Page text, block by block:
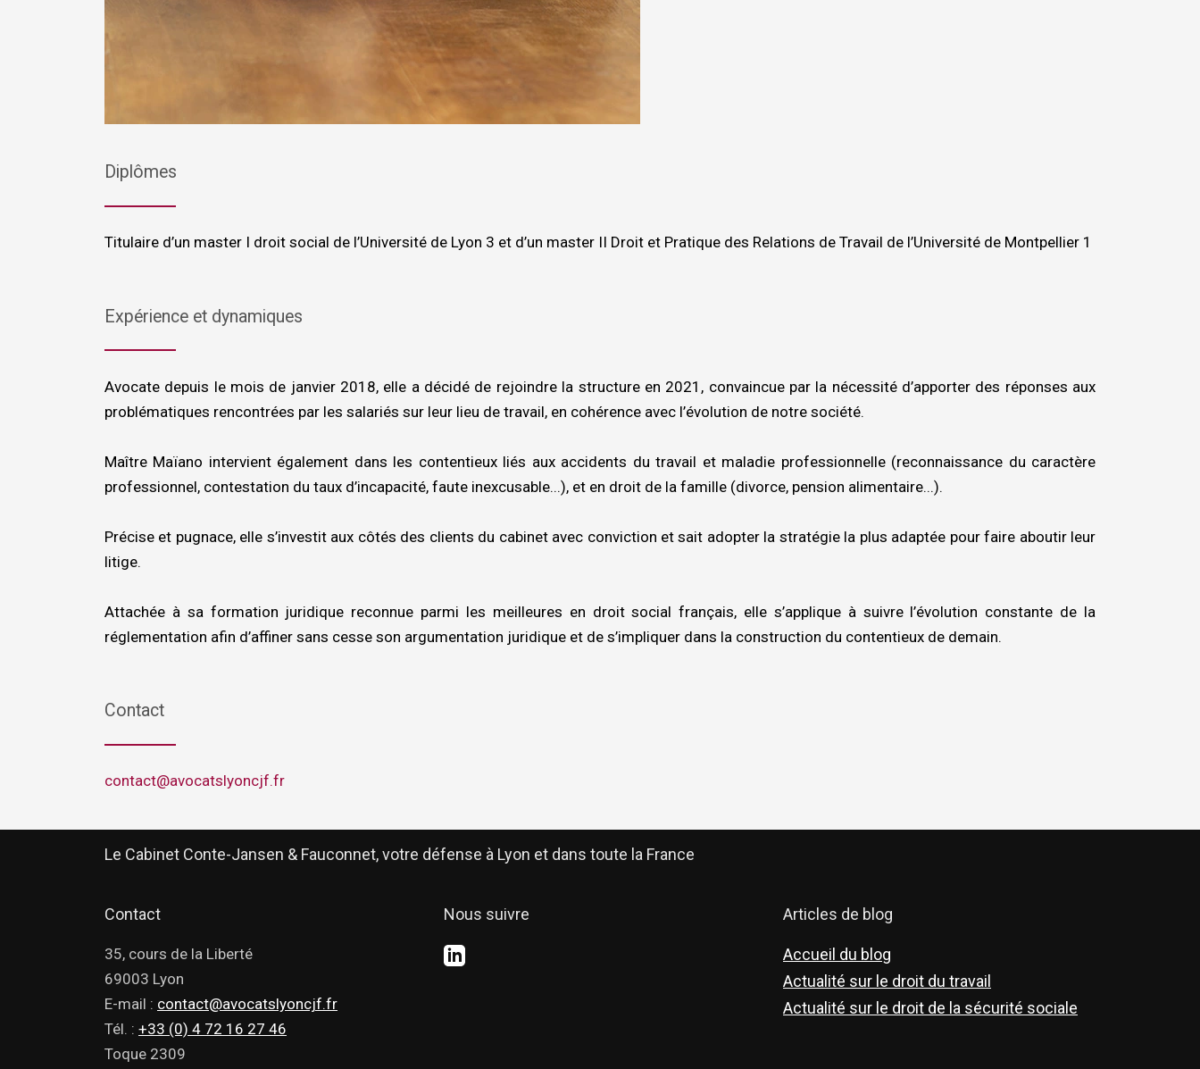
Diplômes
Titulaire d’un master I droit social de l’Université de Lyon 3 et d’un master II Droit et Pratique des Relations de Travail de l’Université de Montpellier 1
Expérience et dynamiques
Avocate depuis le mois de janvier 2018, elle a décidé de rejoindre la structure en 2021, convaincue par la nécessité d’apporter des réponses aux
problématiques rencontrées par les salariés sur leur lieu de travail, en cohérence avec l’évolution de notre société.
Maître Maïano intervient également dans les contentieux liés aux accidents du travail et maladie professionnelle (reconnaissance du caractère
professionnel, contestation du taux d’incapacité, faute inexcusable...), et en droit de la famille (divorce, pension alimentaire...).
Précise et pugnace, elle s’investit aux côtés des clients du cabinet avec conviction et sait adopter la stratégie la plus adaptée pour faire aboutir leur
litige.
Attachée à sa formation juridique reconnue parmi les meilleures en droit social français, elle s’applique à suivre l’évolution constante de la
réglementation afin d’affiner sans cesse son argumentation juridique et de s’impliquer dans la construction du contentieux de demain.
Contact
contact@avocatslyoncjf.fr
Le Cabinet Conte-Jansen & Fauconnet, votre défense à Lyon et dans toute la France
Contact
35, cours de la Liberté
69003 Lyon
E-mail : contact@avocatslyoncjf.fr
Tél. : +33 (0) 4 72 16 27 46
Toque 2309
Nous suivre Articles de blog
Accueil du blog
Actualité sur le droit du travail
Actualité sur le droit de la sécurité sociale